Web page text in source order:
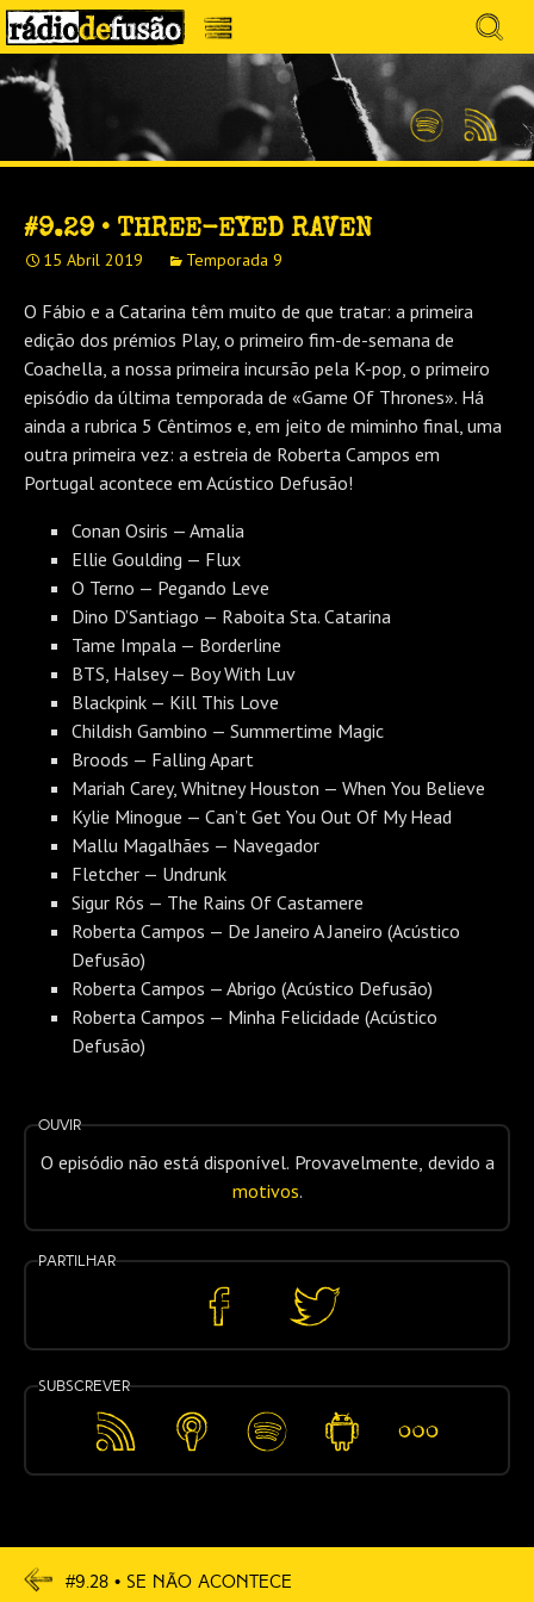
Avançar
para
conteúdo
Menu
Search
for:
RÁDIO DEFUSÃO
MÚSICA SEM PRECONCEITOS. CONVERSA
SEM PRETENSÕES.
Spotify Feed
RSS
#9.29 • THREE-EYED RAVEN
15 Abril 2019 Temporada 9
O Fábio e a Catarina têm muito de que tratar: a primeira
edição dos prémios Play, o primeiro fim-de-semana de
Coachella, a nossa primeira incursão pela K-pop, o primeiro
episódio da última temporada de «Game Of Thrones». Há
ainda a rubrica 5 Cêntimos e, em jeito de miminho final, uma
outra primeira vez: a estreia de Roberta Campos em
Portugal acontece em Acústico Defusão!
Conan Osiris — Amalia
Ellie Goulding — Flux
O Terno — Pegando Leve
Dino D’Santiago — Raboita Sta. Catarina
Tame Impala — Borderline
BTS, Halsey — Boy With Luv
Blackpink — Kill This Love
Childish Gambino — Summertime Magic
Broods — Falling Apart
Mariah Carey, Whitney Houston — When You Believe
Kylie Minogue — Can’t Get You Out Of My Head
Mallu Magalhães — Navegador
Fletcher — Undrunk
Sigur Rós — The Rains Of Castamere
Roberta Campos — De Janeiro A Janeiro (Acústico
Defusão)
Roberta Campos — Abrigo (Acústico Defusão)
Roberta Campos — Minha Felicidade (Acústico
Defusão)
Ouvir
O episódio não está disponível. Provavelmente, devido a
motivos.
Partilhar
Partilhar
no
Partilhar
no
Subscrever
Feed
RSS
Apple
Podcasts
Spotify Android
#9.28 • Se Não Acontece